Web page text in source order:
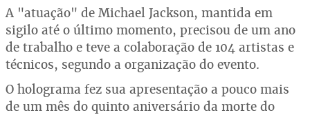
A "atuação" de Michael Jackson, mantida em
sigilo até o último momento, precisou de um ano
de trabalho e teve a colaboração de 104 artistas e
técnicos, segundo a organização do evento.
O holograma fez sua apresentação a pouco mais
de um mês do quinto aniversário da morte do